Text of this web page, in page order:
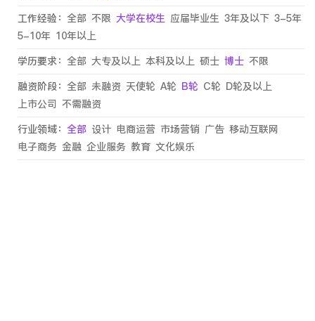
工作经验： 全部 不限 大学在校生 应届毕业生 3年及以下 3-5年
5-10年 10年以上
学历要求： 全部 大专及以上 本科及以上 硕士 博士 不限
融资阶段： 全部 未融资 天使轮 A轮 B轮 C轮 D轮及以上
上市公司 不需融资
行业领域： 全部 设计 电商运营 市场营销 广告 移动互联网
电子商务 金融 企业服务 教育 文化娱乐